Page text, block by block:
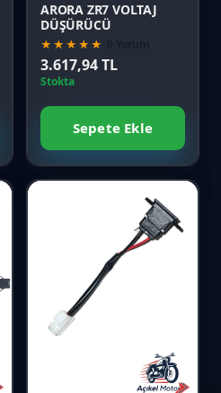
ARORA ZR7 VOLTAJ
DÜŞÜRÜCÜ
★★★★★
3.617,94 TL
Stokta
Sepete Ekle
Favori